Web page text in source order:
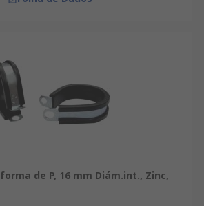
forma de P, 16 mm Diám.int., Zinc,